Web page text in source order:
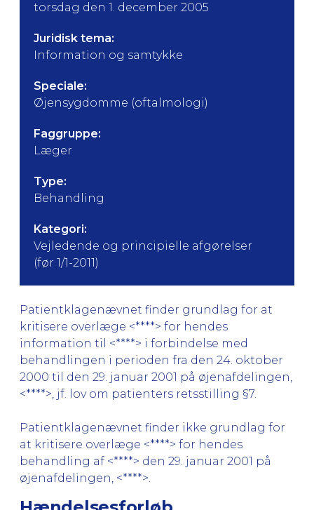
torsdag den 1. december 2005
Juridisk tema:
Information og samtykke
Speciale:
Øjensygdomme (oftalmologi)
Faggruppe:
Læger
Type:
Behandling
Kategori:
Vejledende og principielle afgørelser
(før 1/1-2011)
Patientklagenævnet finder grundlag for at
kritisere overlæge <****> for hendes
information til <****> i forbindelse med
behandlingen i perioden fra den 24. oktober
2000 til den 29. januar 2001 på øjenafdelingen,
<****>, jf. lov om patienters retsstilling §7.
Patientklagenævnet finder ikke grundlag for
at kritisere overlæge <****> for hendes
behandling af <****> den 29. januar 2001 på
øjenafdelingen, <****>.